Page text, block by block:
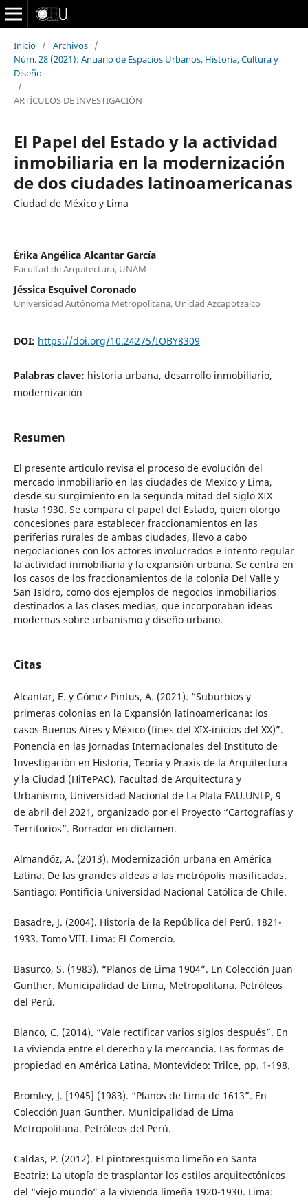
Inicio / Archivos /
Núm. 28 (2021): Anuario de Espacios Urbanos, Historia, Cultura y
Diseño
/
ARTÍCULOS DE INVESTIGACIÓN
El Papel del Estado y la actividad
inmobiliaria en la modernización
de dos ciudades latinoamericanas
Ciudad de México y Lima
Érika Angélica Alcantar García
Facultad de Arquitectura, UNAM
Jéssica Esquivel Coronado
Universidad Autónoma Metropolitana, Unidad Azcapotzalco
DOI: https://doi.org/10.24275/IOBY8309
Palabras clave: historia urbana, desarrollo inmobiliario,
modernización
Resumen
El presente articulo revisa el proceso de evolución del
mercado inmobiliario en las ciudades de Mexico y Lima,
desde su surgimiento en la segunda mitad del siglo XIX
hasta 1930. Se compara el papel del Estado, quien otorgo
concesiones para establecer fraccionamientos en las
periferias rurales de ambas ciudades, llevo a cabo
negociaciones con los actores involucrados e intento regular
la actividad inmobiliaria y la expansión urbana. Se centra en
los casos de los fraccionamientos de la colonia Del Valle y
San Isidro, como dos ejemplos de negocios inmobiliarios
destinados a las clases medias, que incorporaban ideas
modernas sobre urbanismo y diseño urbano.
Citas
Alcantar, E. y Gómez Pintus, A. (2021). “Suburbios y
primeras colonias en la Expansión latinoamericana: los
casos Buenos Aires y México (fines del XIX-inicios del XX)”.
Ponencia en las Jornadas Internacionales del Instituto de
Investigación en Historia, Teoría y Praxis de la Arquitectura
y la Ciudad (HiTePAC). Facultad de Arquitectura y
Urbanismo, Universidad Nacional de La Plata FAU.UNLP, 9
de abril del 2021, organizado por el Proyecto “Cartografías y
Territorios”. Borrador en dictamen.
Almandóz, A. (2013). Modernización urbana en América
Latina. De las grandes aldeas a las metrópolis masificadas.
Santiago: Pontificia Universidad Nacional Católica de Chile.
Basadre, J. (2004). Historia de la República del Perú. 1821-
1933. Tomo VIII. Lima: El Comercio.
Basurco, S. (1983). “Planos de Lima 1904”. En Colección Juan
Gunther. Municipalidad de Lima, Metropolitana. Petróleos
del Perú.
Blanco, C. (2014). “Vale rectificar varios siglos después”. En
La vivienda entre el derecho y la mercancia. Las formas de
propiedad en América Latina. Montevideo: Trilce, pp. 1-198.
Bromley, J. [1945] (1983). “Planos de Lima de 1613”. En
Colección Juan Gunther. Municipalidad de Lima
Metropolitana. Petróleos del Perú.
Caldas, P. (2012). El pintoresquismo limeño en Santa
Beatriz: La utopía de trasplantar los estilos arquitectónicos
del “viejo mundo” a la vivienda limeña 1920-1930. Lima: